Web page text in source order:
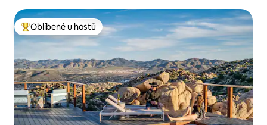
Nejlepší v kategorii Oblíbené u hostů
Oblíbené u hostů